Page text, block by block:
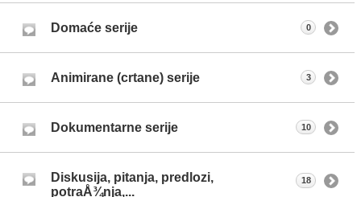
Domaće serije 0
Animirane (crtane) serije 3
Dokumentarne serije 10
Diskusija, pitanja, predlozi,
potraÅ¾nja,...
18